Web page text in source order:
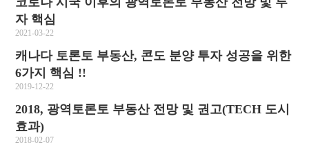
자 핵심
2021-03-22
캐나다 토론토 부동산, 콘도 분양 투자 성공을 위한
6가지 핵심 !!
2019-12-22
2018, 광역토론토 부동산 전망 및 권고(TECH 도시
효과)
2018-02-07